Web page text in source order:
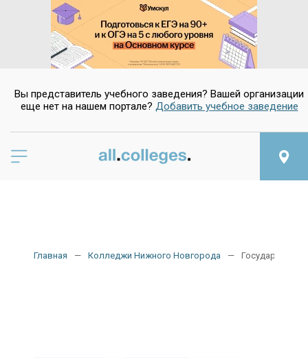
Вы представитель учебного заведения? Вашей организации
еще нет на нашем портале? Добавить учебное заведение
Главная Колледжи Нижного Новгорода